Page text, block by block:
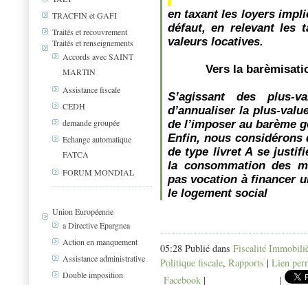
TRACFIN et GAFI
Traités et recouvrement
Traités et renseignements
Accords avec SAINT
MARTIN
Assistance fiscale
CEDH
demande groupée
Echange automatique
FATCA
FORUM MONDIAL
Union Européenne
a Directive Epargnea
Action en manquement
Assistance administrative
Double imposition
en taxant les loyers
défaut, en relevant les
valeurs locatives.
Vers la
S’agissant des plus-
d’annualiser la plus-
de l’imposer au barème
Enfin, nous considérons
de type livret A se
la consommation des
pas vocation à financer
le logement social
05:28 Publié dans Fiscalité
Politique fiscale, Rapports | Lien
Facebook | |